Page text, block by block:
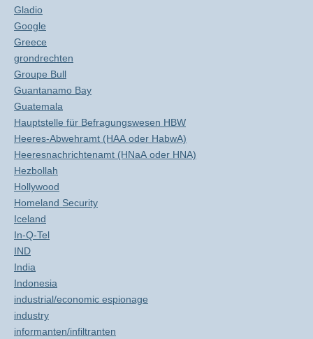
Gladio
Google
Greece
grondrechten
Groupe Bull
Guantanamo Bay
Guatemala
Hauptstelle für Befragungswesen HBW
Heeres-Abwehramt (HAA oder HabwA)
Heeresnachrichtenamt (HNaA oder HNA)
Hezbollah
Hollywood
Homeland Security
Iceland
In-Q-Tel
IND
India
Indonesia
industrial/economic espionage
industry
informanten/infiltranten